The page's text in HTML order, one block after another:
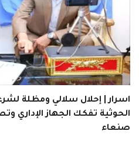
اسرار | إحلال سلالي ومظلة
الحوثية تفكك الجهاز الإداري
صنعاء